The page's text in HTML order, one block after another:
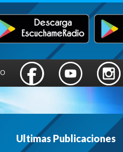
Ultimas Publicaciones